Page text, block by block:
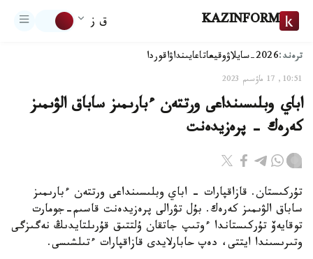
KAZINFORM ق ز
ترەند:2026-سايلاۋ وقيعاتاعايىنداۋاقوردا
10:51, 17 ماۋسىم 2023
اباي وبلىسىنداعى ورتتەن ءبارىمىز ساباق الۋىمىز
كەرەك - پرەزيدەنت
تۇركىستان. قازاقپارات - اباي وبلىسىنداعى ورتتەن ءبارىمىز
ساباق الۋىمىز كەرەك. بۇل تۋرالى پرەزيدەنت قاسىم-جومارت
توقايەۆ تۇركىستاندا ءوتىپ جاتقان ۇلتتىق قۇرىلتايدىڭ نەگىزگى
وتىرىسىندا ايتتى، دەپ حابارلايدى قازاقپارات ءتىلشىسى.